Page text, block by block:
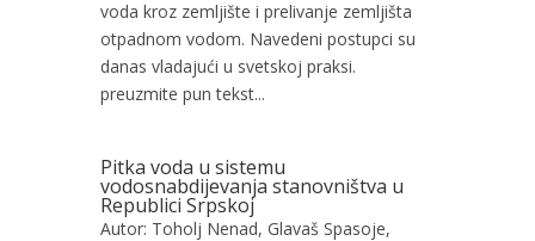
voda kroz zemljište i prelivanje zemljišta
otpadnom vodom. Navedeni postupci su
danas vladajući u svetskoj praksi.
preuzmite pun tekst...
Pitka voda u sistemu
vodosnabdijevanja stanovništva u
Republici Srpskoj
Autor: Toholj Nenad, Glavaš Spasoje,